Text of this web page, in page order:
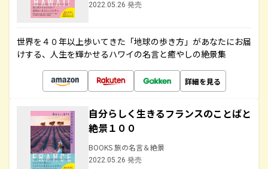
2022.05.26 発売
世界を４０年以上歩いてきた「地球の歩き方」があなたにお届
けする、人生を輝かせるハワイの名言と癒やしの絶景集
詳細を見る
自分らしく生きるフランスのことばと
絶景１００
BOOKS 旅の名言＆絶景
2022.05.26 発売